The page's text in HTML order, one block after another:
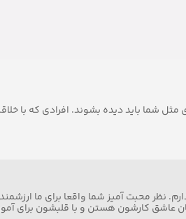
شما باید دیده بشوند. افرادی که با
نظر محبت آمیز شما واقعا برای ما
عاشق کارشون هستن و با قلبشون برای